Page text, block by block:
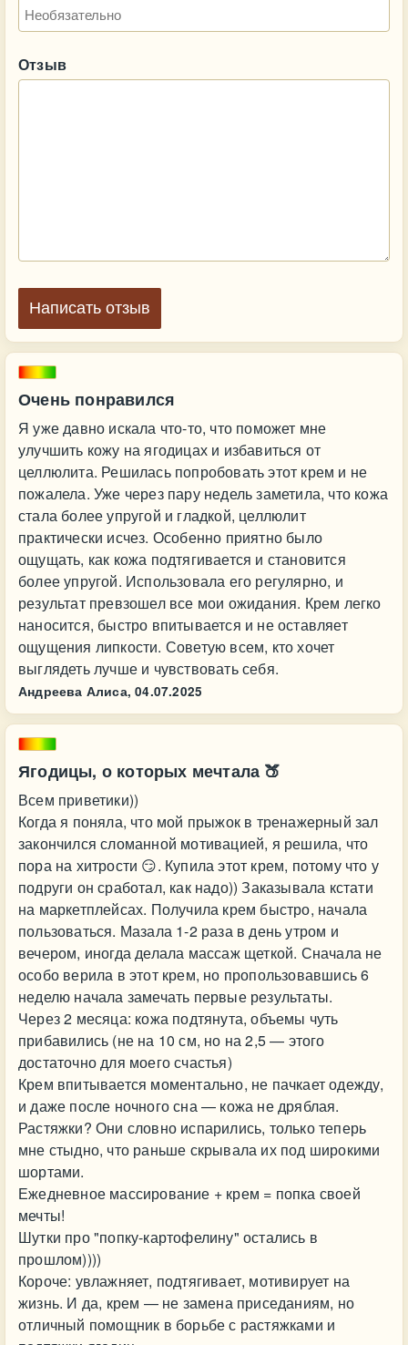
Очень понравился
Я уже давно искала что-то, что поможет мне
улучшить кожу на ягодицах и избавиться от
целлюлита. Решилась попробовать этот крем и не
пожалела. Уже через пару недель заметила, что кожа
стала более упругой и гладкой, целлюлит
практически исчез. Особенно приятно было
ощущать, как кожа подтягивается и становится
более упругой. Использовала его регулярно, и
результат превзошел все мои ожидания. Крем легко
наносится, быстро впитывается и не оставляет
ощущения липкости. Советую всем, кто хочет
выглядеть лучше и чувствовать себя.
Андреева Алиса, 04.07.2025
Ягодицы, о которых мечтала 🍑
Всем приветики))
Когда я поняла, что мой прыжок в тренажерный зал
закончился сломанной мотивацией, я решила, что
пора на хитрости 😏. Купила этот крем, потому что у
подруги он сработал, как надо)) Заказывала кстати
на маркетплейсах. Получила крем быстро, начала
пользоваться. Мазала 1-2 раза в день утром и
вечером, иногда делала массаж щеткой. Сначала не
особо верила в этот крем, но пропользовавшись 6
неделю начала замечать первые результаты.
Через 2 месяца: кожа подтянута, объемы чуть
прибавились (не на 10 см, но на 2,5 — этого
достаточно для моего счастья)
Крем впитывается моментально, не пачкает одежду,
и даже после ночного сна — кожа не дряблая.
Растяжки? Они словно испарились, только теперь
мне стыдно, что раньше скрывала их под широкими
шортами.
Ежедневное массирование + крем = попка своей
мечты!
Шутки про "попку-картофелину" остались в
прошлом))))
Короче: увлажняет, подтягивает, мотивирует на
жизнь. И да, крем — не замена приседаниям, но
отличный помощник в борьбе с растяжками и
Отзыв
Написать отзыв